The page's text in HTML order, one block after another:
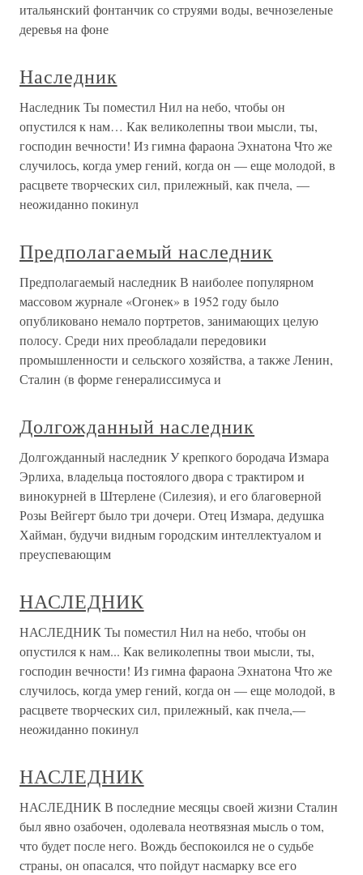
итальянский фонтанчик со струями воды, вечнозеленые
деревья на фоне
Наследник
Наследник Ты поместил Нил на небо, чтобы он
опустился к нам… Как великолепны твои мысли, ты,
господин вечности! Из гимна фараона Эхнатона Что же
случилось, когда умер гений, когда он — еще молодой, в
расцвете творческих сил, прилежный, как пчела, —
неожиданно покинул
Предполагаемый наследник
Предполагаемый наследник В наиболее популярном
массовом журнале «Огонек» в 1952 году было
опубликовано немало портретов, занимающих целую
полосу. Среди них преобладали передовики
промышленности и сельского хозяйства, а также Ленин,
Сталин (в форме генералиссимуса и
Долгожданный наследник
Долгожданный наследник У крепкого бородача Измара
Эрлиха, владельца постоялого двора с трактиром и
винокурней в Штерлене (Силезия), и его благоверной
Розы Вейгерт было три дочери. Отец Измара, дедушка
Хайман, будучи видным городским интеллектуалом и
преуспевающим
НАСЛЕДНИК
НАСЛЕДНИК Ты поместил Нил на небо, чтобы он
опустился к нам... Как великолепны твои мысли, ты,
господин вечности! Из гимна фараона Эхнатона Что же
случилось, когда умер гений, когда он — еще молодой, в
расцвете творческих сил, прилежный, как пчела,—
неожиданно покинул
НАСЛЕДНИК
НАСЛЕДНИК В последние месяцы своей жизни Сталин
был явно озабочен, одолевала неотвязная мысль о том,
что будет после него. Вождь беспокоился не о судьбе
страны, он опасался, что пойдут насмарку все его